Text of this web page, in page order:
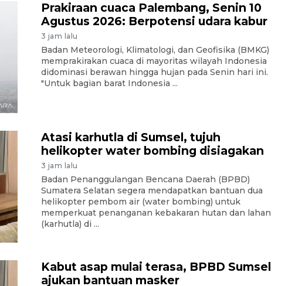
Prakiraan cuaca Palembang, Senin 10
Agustus 2026: Berpotensi udara kabur
3 jam lalu
Badan Meteorologi, Klimatologi, dan Geofisika (BMKG)
memprakirakan cuaca di mayoritas wilayah Indonesia
didominasi berawan hingga hujan pada Senin hari ini.
"Untuk bagian barat Indonesia ...
Atasi karhutla di Sumsel, tujuh
helikopter water bombing disiagakan
3 jam lalu
Badan Penanggulangan Bencana Daerah (BPBD)
Sumatera Selatan segera mendapatkan bantuan dua
helikopter pembom air (water bombing) untuk
memperkuat penanganan kebakaran hutan dan lahan
(karhutla) di ...
Kabut asap mulai terasa, BPBD Sumsel
ajukan bantuan masker